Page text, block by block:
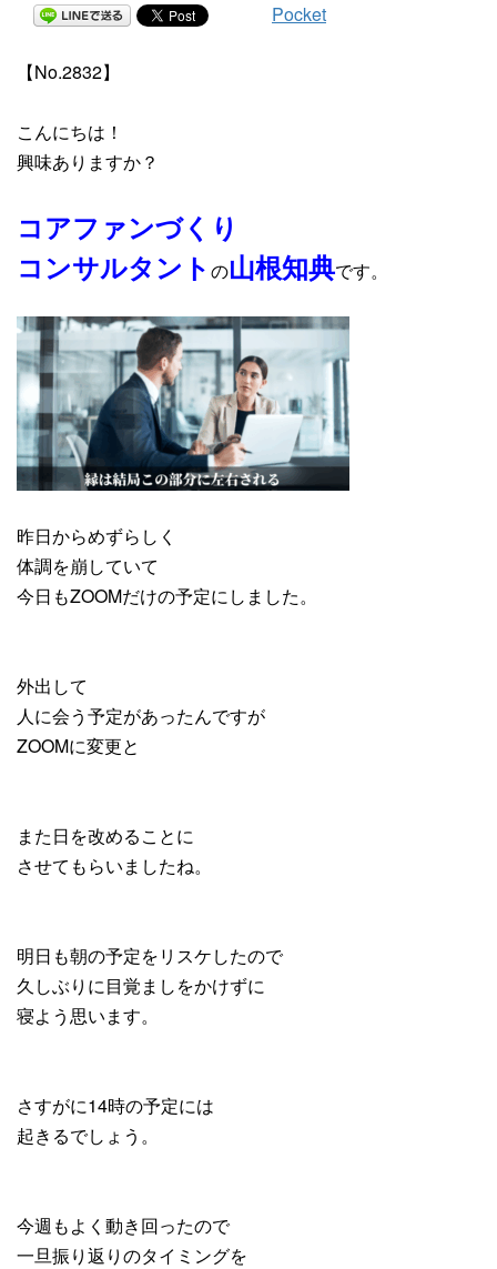
Pocket
【No.2832】
こんにちは！
興味ありますか？
コアファンづくり
コンサルタント の山根知典です。
昨日からめずらしく
体調を崩していて
今日もZOOMだけの予定にしました。
外出して
人に会う予定があったんですが
ZOOMに変更と
また日を改めることに
させてもらいましたね。
明日も朝の予定をリスケしたので
久しぶりに目覚ましをかけずに
寝よう思います。
さすがに14時の予定には
起きるでしょう。
今週もよく動き回ったので
一旦振り返りのタイミングを